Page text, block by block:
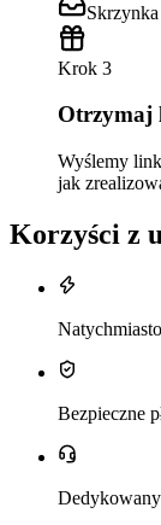
Krok 3
Otrzymaj
Wyślemy
jak
Korzyści z
Bezpieczne
Dedykowany